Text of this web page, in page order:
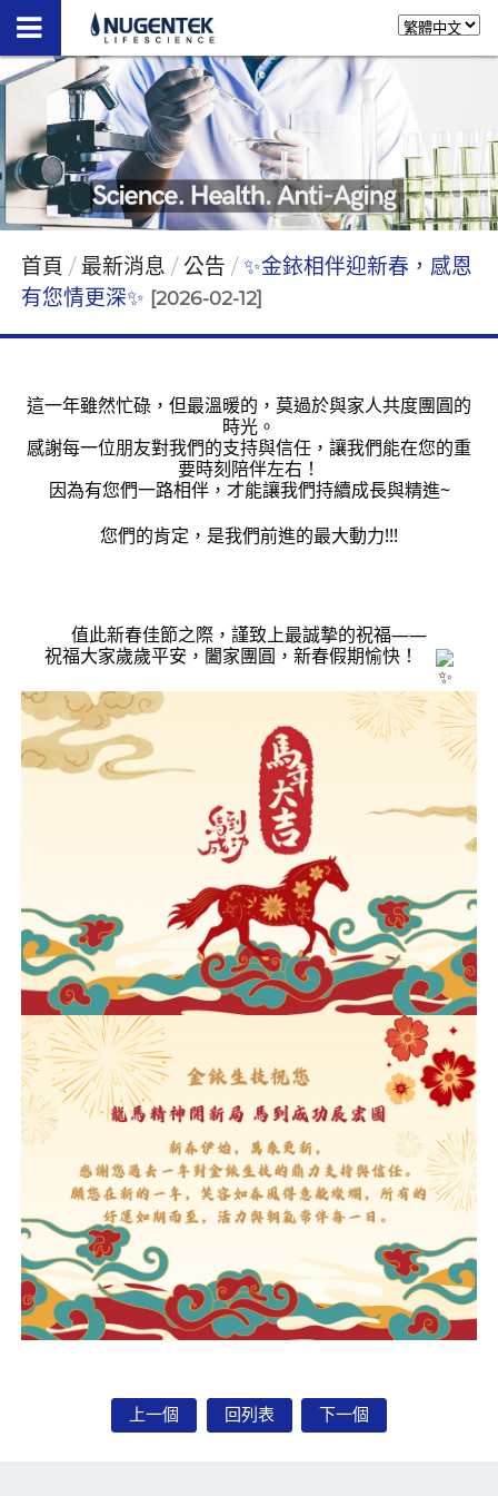
首頁 最新消息 公告
✨金銥相伴迎新春，感恩
有您情更深✨ [2026-02-12]
這一年雖然忙碌，但最溫暖的，莫過於與家人共度團圓的
時光。
感謝每一位朋友對我們的支持與信任，讓我們能在您的重
要時刻陪伴左右！
因為有您們一路相伴，才能讓我們持續成長與精進~
您們的肯定，是我們前進的最大動力!!!
值此新春佳節之際，謹致上最誠摯的祝福——
祝福大家歲歲平安，闔家團圓，新春假期愉快！
上一個 回列表 下一個